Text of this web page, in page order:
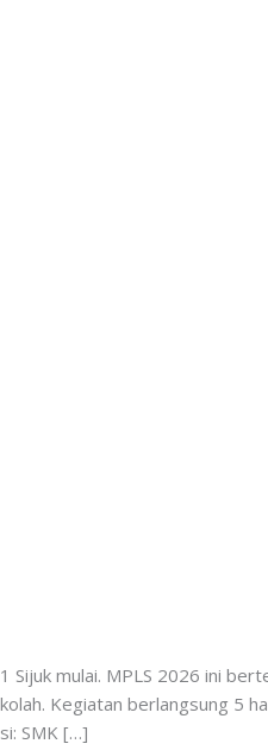
Sijuk mulai. MPLS 2026 ini
Kegiatan berlangsung 5
SMK […]